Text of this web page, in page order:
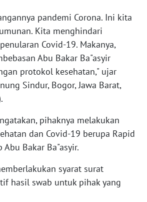
pandemi Corona. Ini kita
Kita menghindari
Covid-19. Makanya,
Abu Bakar Ba"asyir
protokol kesehatan," ujar
Sindur, Bogor, Jawa Barat,
pihaknya melakukan
dan Covid-19 berupa Rapid
Bakar Ba"asyir.
syarat surat
hasil swab untuk pihak yang